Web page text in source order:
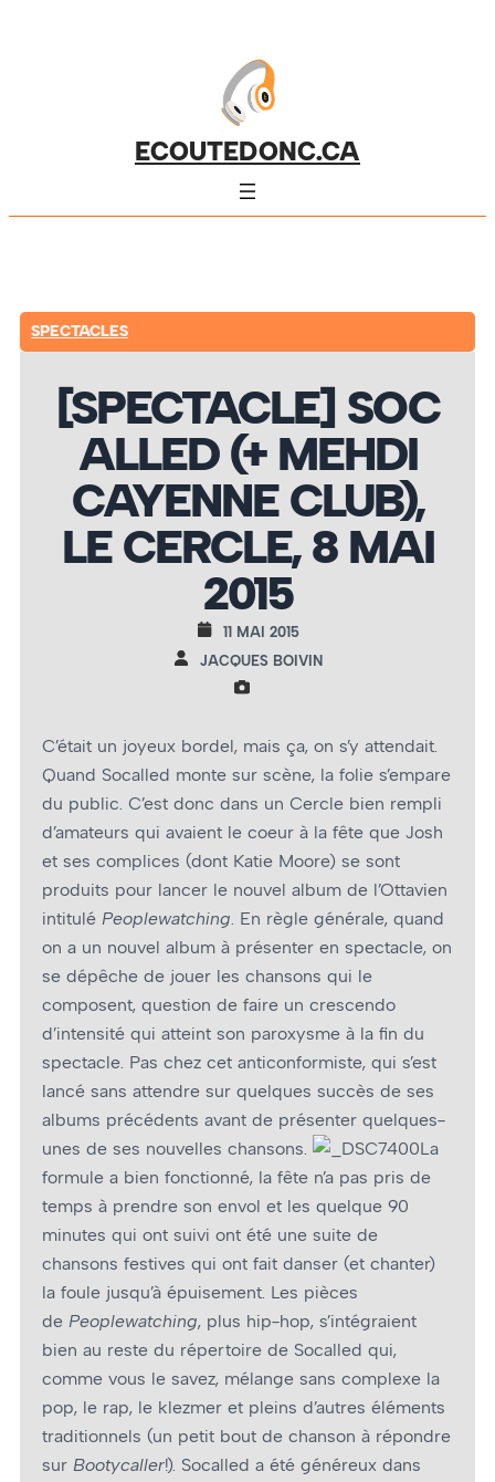
ECOUTEDONC.CA
SPECTACLES
[SPECTACLE] SOC
ALLED (+ MEHDI
CAYENNE CLUB),
LE CERCLE, 8 MAI
2015
11 MAI 2015
JACQUES BOIVIN
C’était un joyeux bordel, mais ça, on s’y attendait.
Quand Socalled monte sur scène, la folie s’empare
du public. C’est donc dans un Cercle bien rempli
d’amateurs qui avaient le coeur à la fête que Josh
et ses complices (dont Katie Moore) se sont
produits pour lancer le nouvel album de l’Ottavien
intitulé Peoplewatching. En règle générale, quand
on a un nouvel album à présenter en spectacle, on
se dépêche de jouer les chansons qui le
composent, question de faire un crescendo
d’intensité qui atteint son paroxysme à la fin du
spectacle. Pas chez cet anticonformiste, qui s’est
lancé sans attendre sur quelques succès de ses
albums précédents avant de présenter quelques-
unes de ses nouvelles chansons.
La
formule a bien fonctionné, la fête n’a pas pris de
temps à prendre son envol et les quelque 90
minutes qui ont suivi ont été une suite de
chansons festives qui ont fait danser (et chanter)
la foule jusqu’à épuisement. Les pièces
de Peoplewatching, plus hip-hop, s’intégraient
bien au reste du répertoire de Socalled qui,
comme vous le savez, mélange sans complexe la
pop, le rap, le klezmer et pleins d’autres éléments
traditionnels (un petit bout de chanson à répondre
sur Bootycaller!). Socalled a été généreux dans